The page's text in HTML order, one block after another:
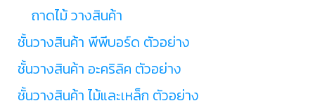
ถาดไม้ วางสินค้า
ชั้นวางสินค้า พีพีบอร์ด ตัวอย่าง
ชั้นวางสินค้า อะคริลิค ตัวอย่าง
ชั้นวางสินค้า ไม้และเหล็ก ตัวอย่าง